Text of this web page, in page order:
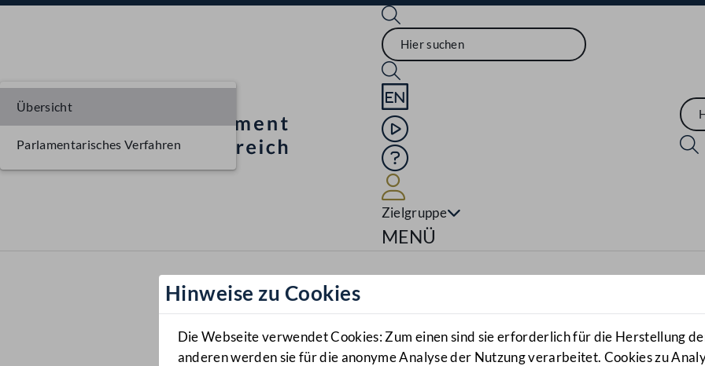
Sprache English
Mediathek
Hilfe
Zielgruppe
Navigationsmenü öffnen
MENÜ
Hinweise zu Cookies
Die Webseite verwendet Cookies: Zum einen sind sie erforderlich für die Herstellung
anderen werden sie für die anonyme Analyse der Nutzung verarbeitet. Cookies zu
Übersicht
Parlamentarisches Verfahren